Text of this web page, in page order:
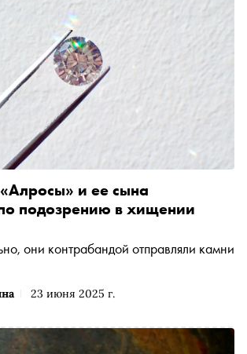
23 июня 2025 г.
и ее сына
подозрению в хищении
они контрабандой отправляли камни